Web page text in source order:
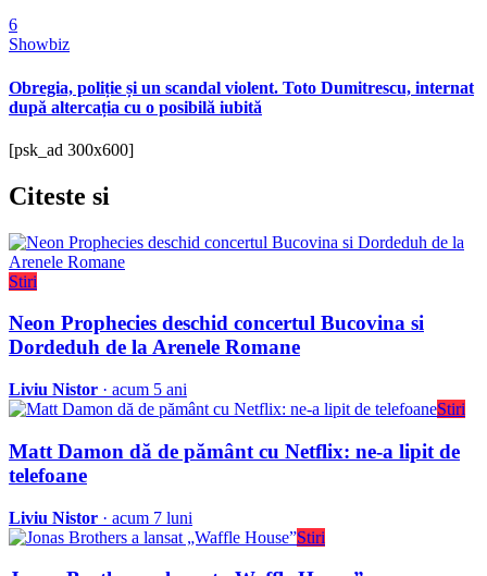
6
Showbiz
Obregia, poliție și un scandal violent. Toto Dumitrescu, internat
după altercația cu o posibilă iubită
[psk_ad 300x600]
Citeste si
Stiri
Neon Prophecies deschid concertul Bucovina si
Dordeduh de la Arenele Romane
Liviu Nistor · acum 5 ani
Stiri
Matt Damon dă de pământ cu Netflix: ne-a lipit de
telefoane
Liviu Nistor · acum 7 luni
Stiri